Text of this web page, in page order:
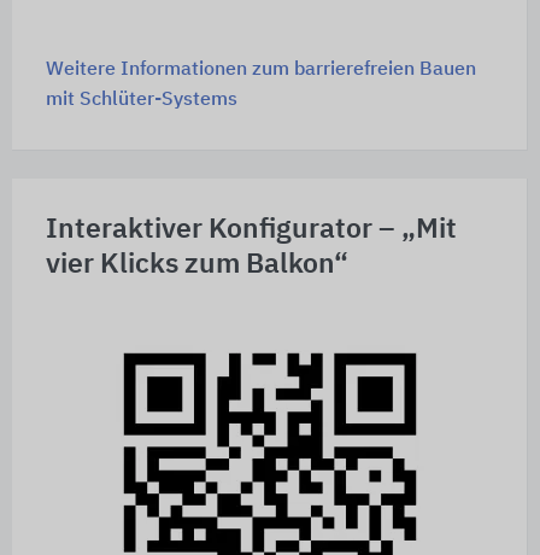
Weitere Informationen zum barrierefreien Bauen
mit Schlüter-Systems
Interaktiver Konfigurator – „Mit
vier Klicks zum Balkon“